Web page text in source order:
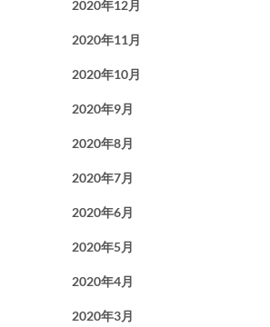
2020年12月
2020年11月
2020年10月
2020年9月
2020年8月
2020年7月
2020年6月
2020年5月
2020年4月
2020年3月